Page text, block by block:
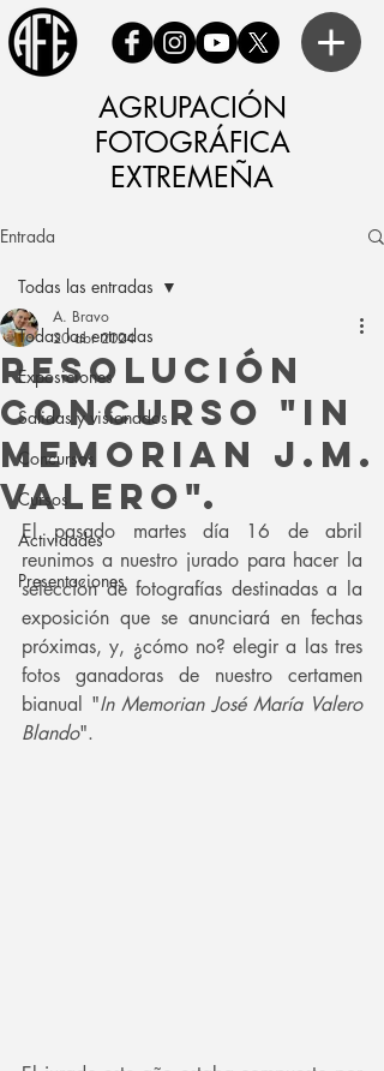
AGRUPACIÓN
FOTOGRÁFICA
EXTREMEÑA
Entrada
Todas las entradas
Exposiciones
Salidas y visionados
Concursos
Cursos
Actividades
Presentaciones
Todas las entradas
Resolución
Concurso "In
Memorian J.M.
Valero".
A. Bravo
20 abr 2024
El pasado martes día 16 de abril
reunimos a nuestro jurado para hacer la
selección de fotografías destinadas a la
exposición que se anunciará en fechas
próximas, y, ¿cómo no? elegir a las tres
fotos ganadoras de nuestro certamen
bianual "In Memorian José María Valero
Blando".